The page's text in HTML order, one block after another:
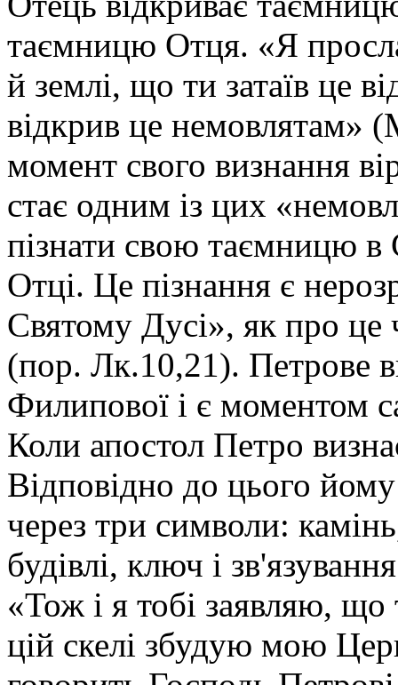
таємницю Отця. «Я
й землі, що ти затаїв це
відкрив це немовлятам»
момент свого визнання
стає одним із цих
пізнати свою таємницю
Отці. Це пізнання є
Святому Дусі», як про це
(пор. Лк.10,21). Петрове
Филипової і є моментом
Коли апостол Петро
Відповідно до цього
через три символи:
будівлі, ключ і
«Тож і я тобі заявляю,
цій скелі збудую мою